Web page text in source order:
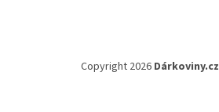
Copyright 2026 Dárkoviny.cz